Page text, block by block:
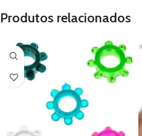
Produtos relacionados